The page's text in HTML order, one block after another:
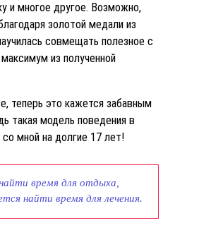
и многое другое. Возможно,
золотой медали из
совмещать полезное с
из полученной
теперь это кажется забавным
такая модель поведения в
мной на долгие 17 лет!
время для отдыха,
найти время для лечения.